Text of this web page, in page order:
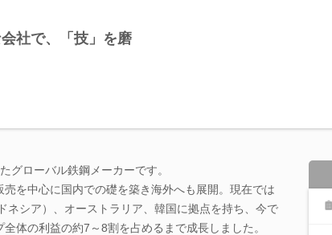
社で、「技」を磨
グローバル鉄鋼メーカーです。
を中心に国内での礎を築き海外へも展開。現在では
ネシア）、オーストラリア、韓国に拠点を持ち、今で
体の利益の約7～8割を占めるまで成長しました。